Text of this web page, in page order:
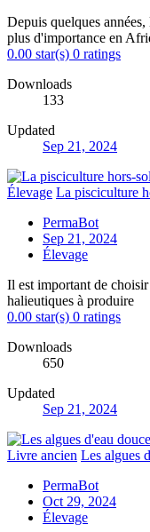
Depuis quelques
plus d'importance en
0.00 star(s) 0 ratings
Downloads
133
Updated
Sep 21, 2024
Élevage La pisciculture
PermaBot
Sep 21, 2024
Élevage
Il est important de choisir
halieutiques à produire
0.00 star(s) 0 ratings
Downloads
650
Updated
Sep 21, 2024
Livre ancien Les algues
PermaBot
Oct 29, 2024
Élevage